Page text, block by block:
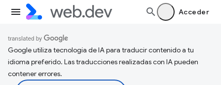
Acceder
Google utiliza tecnología de IA para traducir contenido a tu
idioma preferido. Las traducciones realizadas con IA pueden
contener errores.